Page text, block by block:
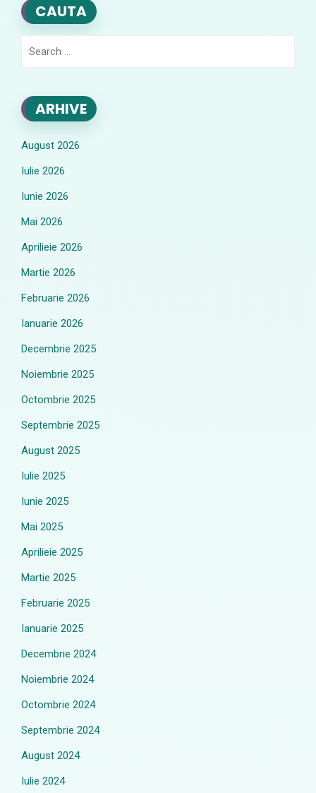
CAUTA
ARHIVE
August 2026
Iulie 2026
Iunie 2026
Mai 2026
Aprilieie 2026
Martie 2026
Februarie 2026
Ianuarie 2026
Decembrie 2025
Noiembrie 2025
Octombrie 2025
Septembrie 2025
August 2025
Iulie 2025
Iunie 2025
Mai 2025
Aprilieie 2025
Martie 2025
Februarie 2025
Ianuarie 2025
Decembrie 2024
Noiembrie 2024
Octombrie 2024
Septembrie 2024
August 2024
Iulie 2024